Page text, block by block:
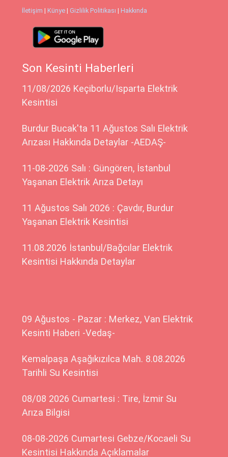
İletişim | Künye | Gizlilik Politikası | Hakkında
Son Kesinti Haberleri
11/08/2026 Keçiborlu/Isparta Elektrik
Kesintisi
Burdur Bucak'ta 11 Ağustos Salı Elektrik
Arızası Hakkında Detaylar -AEDAŞ-
11-08-2026 Salı : Güngören, İstanbul
Yaşanan Elektrik Arıza Detayı
11 Ağustos Salı 2026 : Çavdır, Burdur
Yaşanan Elektrik Kesintisi
11.08.2026 İstanbul/Bağcılar Elektrik
Kesintisi Hakkında Detaylar
09 Ağustos - Pazar : Merkez, Van Elektrik
Kesinti Haberi -Vedaş-
Kemalpaşa Aşağıkızılca Mah. 8.08.2026
Tarihli Su Kesintisi
08/08 2026 Cumartesi : Tire, İzmir Su
Arıza Bilgisi
08-08-2026 Cumartesi Gebze/Kocaeli Su
Kesintisi Hakkında Açıklamalar